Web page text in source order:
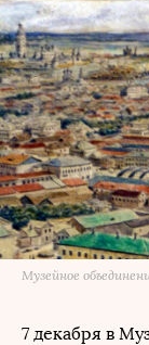
Музейное
7 декабря в